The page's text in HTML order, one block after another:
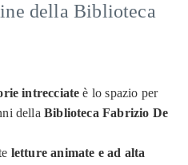
della Biblioteca
intrecciate è lo spazio per
della Biblioteca Fabrizio De
letture animate e ad alta